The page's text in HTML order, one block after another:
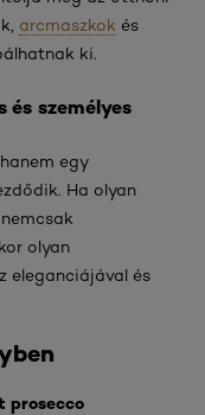
arcmaszkok és
ki.
és személyes
egy
Ha olyan
olyan
eleganciájával és
prosecco